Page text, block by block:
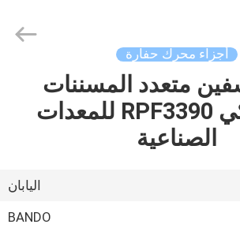
أجزاء محرك حفارة
متعدد المسننات
هيدروليكي RPF3390 للمعدات
الصناعية
اليابان
BANDO